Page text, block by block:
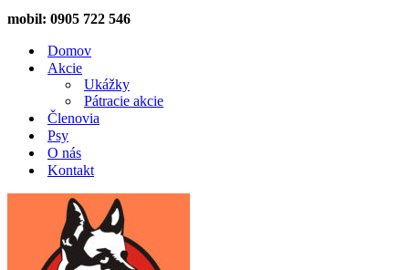
mobil: 0905 722 546
Domov
Akcie
Ukážky
Pátracie akcie
Členovia
Psy
O nás
Kontakt